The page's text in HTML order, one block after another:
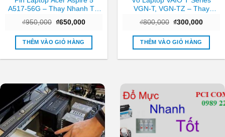
A517-56G – Thay Nhanh Tại
₫950,000 Giá
là:
₫950,000.
₫650,000Giá
tại
₫650,000.
THÊM VÀO GIỎ HÀNG
VGN-T, VGN-TZ – Thay
Giá Tốt
₫800,000 Giá
là:
₫800,000.
₫300,000Giá
tại
THÊM VÀO GIỎ HÀNG